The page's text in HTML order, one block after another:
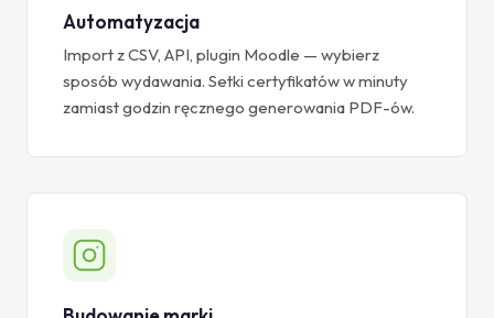
Automatyzacja
Import z CSV, API, plugin Moodle — wybierz
sposób wydawania. Setki certyfikatów w minuty
zamiast godzin ręcznego generowania PDF-ów.